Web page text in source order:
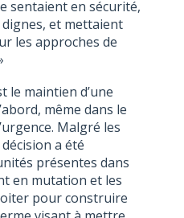
sentaient en sécurité,
et mettaient
les approches de
le maintien d’une
même dans le
Malgré les
a été
présentes dans
en mutation et les
pour construire